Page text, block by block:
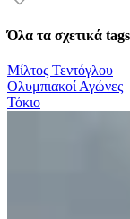
Όλα τα σχετικά tags
Μίλτος Τεντόγλου
Ολυμπιακοί Αγώνες
Τόκιο